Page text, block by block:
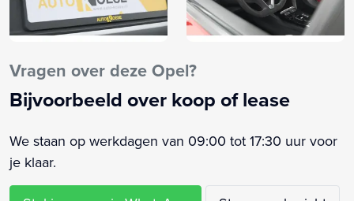
Armsteun voor
Bandenspanningscontrolesysteem
Binnenspiegel automatisch dimmend
Bluetooth telefoonvoorbereiding
Buitenspiegels elektrisch verstelbaar
Buitenspiegels verwarmbaar
Centrale deurvergrendeling met afstandsbediening
Vragen over deze Opel?
Bijvoorbeeld over koop of lease
We staan op werkdagen van 09:00 tot 17:30 uur voor
je klaar.